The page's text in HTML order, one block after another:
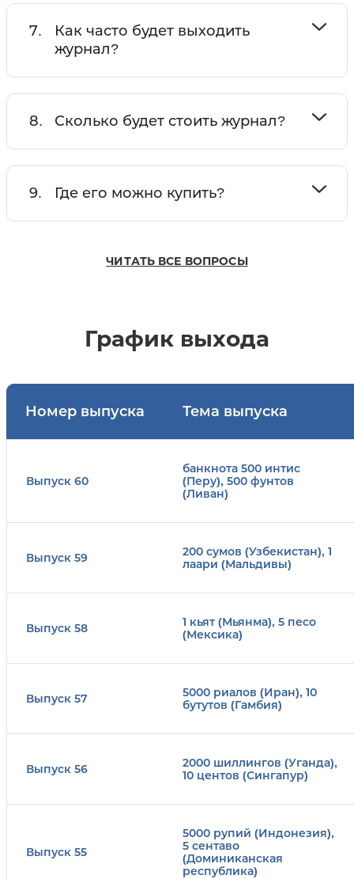
7.
Как часто будет выходить
журнал?
8. Сколько будет стоить журнал?
9. Где его можно купить?
ЧИТАТЬ ВСЕ ВОПРОСЫ
График выхода
Номер выпуска Тема выпуска
Выпуск 60
банкнота 500 интис
(Перу), 500 фунтов
(Ливан)
Выпуск 59
200 сумов (Узбекистан), 1
лаари (Мальдивы)
Выпуск 58
1 кьят (Мьянма), 5 песо
(Мексика)
Выпуск 57
5000 риалов (Иран), 10
бутутов (Гамбия)
Выпуск 56
2000 шиллингов (Уганда),
10 центов (Сингапур)
Выпуск 55
5000 рупий (Индонезия),
5 сентаво
(Доминиканская
республика)